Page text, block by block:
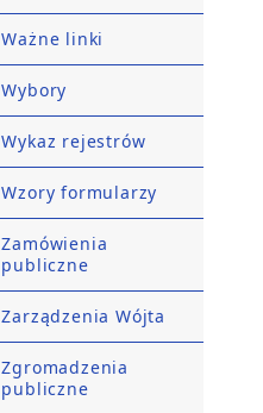
Ważne linki
Wybory
Wykaz rejestrów
Wzory formularzy
Zamówienia
publiczne
Zarządzenia Wójta
Zgromadzenia
publiczne